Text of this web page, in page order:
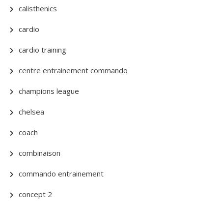
calisthenics
cardio
cardio training
centre entrainement commando
champions league
chelsea
coach
combinaison
commando entrainement
concept 2